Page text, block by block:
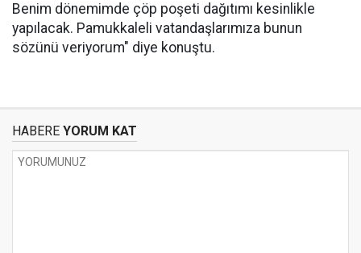
Benim dönemimde çöp poşeti dağıtımı kesinlikle
yapılacak. Pamukkaleli vatandaşlarımıza bunun
sözünü veriyorum" diye konuştu.
HABERE YORUM KAT